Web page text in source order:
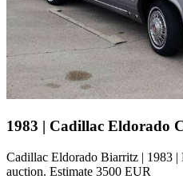
1983 | Cadillac Eldorado
Cadillac Eldorado Biarritz | 1983
auction. Estimate 3500 EUR